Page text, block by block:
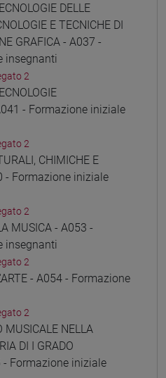
DELLE
E TECNICHE DI
GRAFICA - A037 -
insegnanti
2
- Formazione iniziale
2
CHIMICHE E
- Formazione iniziale
2
MUSICA - A053 -
insegnanti
2
- A054 - Formazione
2
MUSICALE NELLA
DI I GRADO
- Formazione iniziale